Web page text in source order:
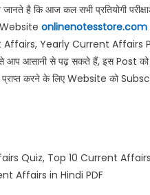
जानते है कि आज कल सभी प्रतियोगी
Website onlinenotesstore.com
Yearly Current Affairs
आप आसानी से पढ़ सकते हैं, इस Post
करने के लिए Website को
Quiz, Top 10 Current
Affairs in Hindi PDF